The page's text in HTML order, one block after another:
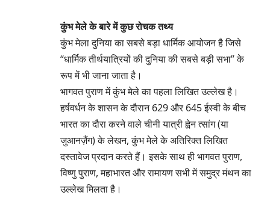
कुंभ मेले के बारे में कुछ रोचक तथ्य
कुंभ मेला दुनिया का सबसे बड़ा धार्मिक आयोजन है जिसे
“धार्मिक तीर्थयात्रियों की दुनिया की सबसे बड़ी सभा” के
रूप में भी जाना जाता है।
भागवत पुराण में कुंभ मेले का पहला लिखित उल्लेख है।
हर्षवर्धन के शासन के दौरान 629 और 645 ईस्वी के बीच
भारत का दौरा करने वाले चीनी यात्री ह्वेन त्सांग (या
जुआनज़ैंग) के लेखन, कुंभ मेले के अतिरिक्त लिखित
दस्तावेज प्रदान करते हैं। इसके साथ ही भागवत पुराण,
विष्णु पुराण, महाभारत और रामायण सभी में समुद्र मंथन का
उल्लेख मिलता है।